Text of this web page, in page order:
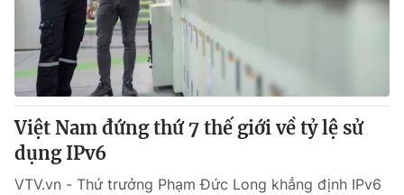
® Cấm sao chép dưới mọi hình thức nếu không có sự chấp
thuận bằng văn bản. Ghi rõ nguồn VTV.vn khi phát hành lại
Việt Nam đứng thứ 7 thế giới về tỷ lệ sử
dụng IPv6
VTV.vn - Thứ trưởng Phạm Đức Long khẳng định IPv6